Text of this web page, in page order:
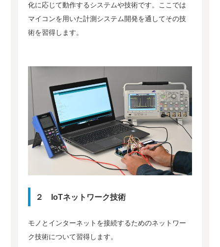
化に応じて動作するシステムや技術です。ここでは
マイコンを用いた計測システム開発を通してその技
術を習得します。
２ IoTネットワーク技術
モノとインターネットを接続するためのネットワー
ク技術について習得します。